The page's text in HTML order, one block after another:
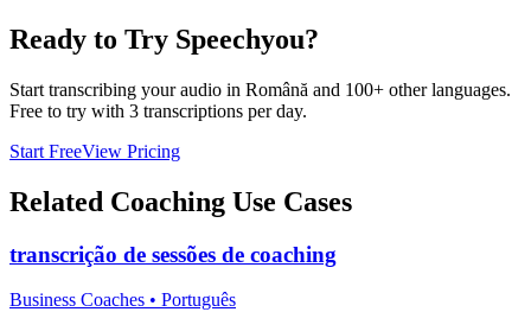
Ready to Try Speechyou?
Start transcribing your audio in Română and 100+ other languages.
Free to try with 3 transcriptions per day.
Start FreeView Pricing
Related Coaching Use Cases
transcrição de sessões de coaching
Business Coaches • Português